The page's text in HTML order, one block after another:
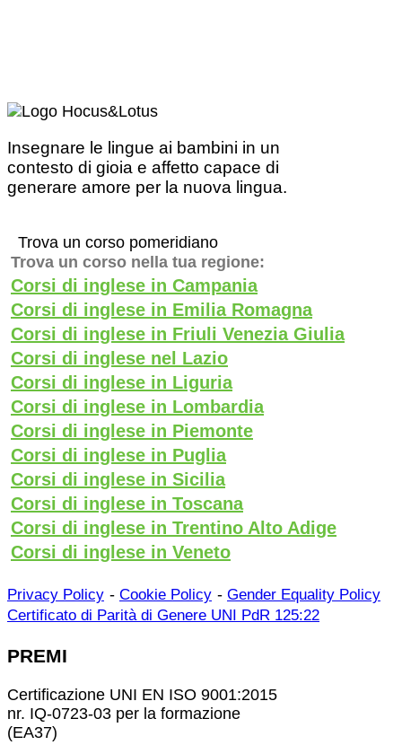
Insegnare le lingue ai bambini in un
contesto di gioia e affetto capace di
generare amore per la nuova lingua.
Trova un corso pomeridiano
Trova un corso nella tua regione:
Corsi di inglese in Campania
Corsi di inglese in Emilia Romagna
Corsi di inglese in Friuli Venezia Giulia
Corsi di inglese nel Lazio
Corsi di inglese in Liguria
Corsi di inglese in Lombardia
Corsi di inglese in Piemonte
Corsi di inglese in Puglia
Corsi di inglese in Sicilia
Corsi di inglese in Toscana
Corsi di inglese in Trentino Alto Adige
Corsi di inglese in Veneto
Privacy Policy - Cookie Policy - Gender Equality Policy
Certificato di Parità di Genere UNI PdR 125:22
PREMI
Certificazione UNI EN ISO 9001:2015
nr. IQ-0723-03 per la formazione
(EA37)